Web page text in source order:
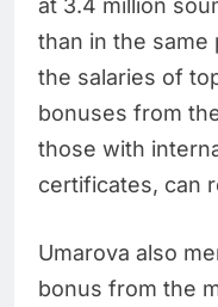
than in the same
the salaries of
bonuses from
those with
certificates, can
Umarova also
bonus from the